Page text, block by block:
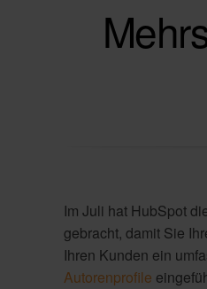
Im Juli hat HubSpot
gebracht, damit Sie
Ihren Kunden ein
Autorenprofile